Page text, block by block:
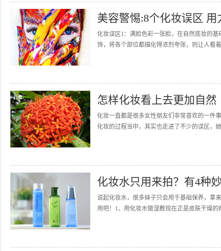
美容警惕:8个化妆误区
化妆误区1：满脸色彩一张脸，在自然底妆的
饰，将各个部位都描化得浓烈夸张，则让人看
怎样化妆看上去更加自然
化妆一直都是很多女性朋友们非常喜欢的一件
化妆的过程当中，其实也走进了不少的误区，
化妆水只用来拍？有4种
说起化妆水，很多妹子只会用于基础保养，拿
用吧！1、用化妆水做湿敷现在正是皮肤干燥